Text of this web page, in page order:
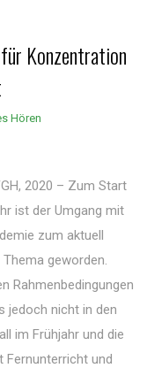
Konzentration
Hören
2020 – Zum Start
ist der Umgang mit
zum aktuell
geworden.
Rahmenbedingungen
jedoch nicht in den
im Frühjahr und die
Fernunterricht und